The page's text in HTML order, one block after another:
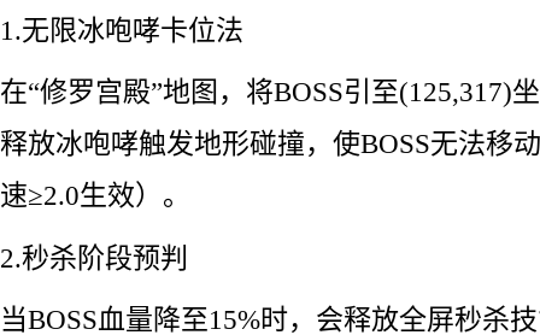
1.无限冰咆哮卡位法
在“修罗宫殿”地图，将BOSS引至(125,317)
释放冰咆哮触发地形碰撞，使BOSS无法移
速≥2.0生效）。
2.秒杀阶段预判
当BOSS血量降至15%时，会释放全屏秒杀